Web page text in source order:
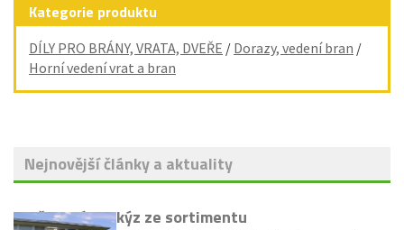
Kategorie produktu
DÍLY PRO BRÁNY, VRATA, DVEŘE / Dorazy, vedení bran /
Horní vedení vrat a bran
Nejnovější články a aktuality
Vyřazení markýz ze sortimentu